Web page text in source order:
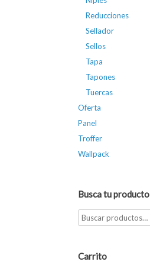
Reducciones
Sellador
Sellos
Tapa
Tapones
Tuercas
Oferta
Panel
Troffer
Wallpack
Busca tu producto
Carrito